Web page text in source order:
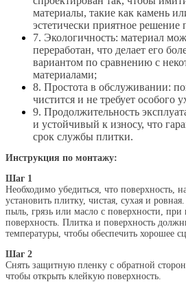
материалы, такие как камень
эстетически приятное решение
7. Экологичность: материал
переработан, что делает его
вариантом по сравнению с
материалами;
8. Простота в обслуживании:
чистится и не требует особого
9. Продолжительность
и устойчивый к износу, что
срок службы плитки.
Инструкция по монтажу:
Шаг 1
Необходимо убедиться, что поверхность,
установить плитку, чистая, сухая и
пыль, грязь или масло с поверхности, при
поверхность. Плитка и поверхность
температуры, чтобы обеспечить хорошее
Шаг 2
Снять защитную пленку с обратной
чтобы открыть клейкую поверхность.